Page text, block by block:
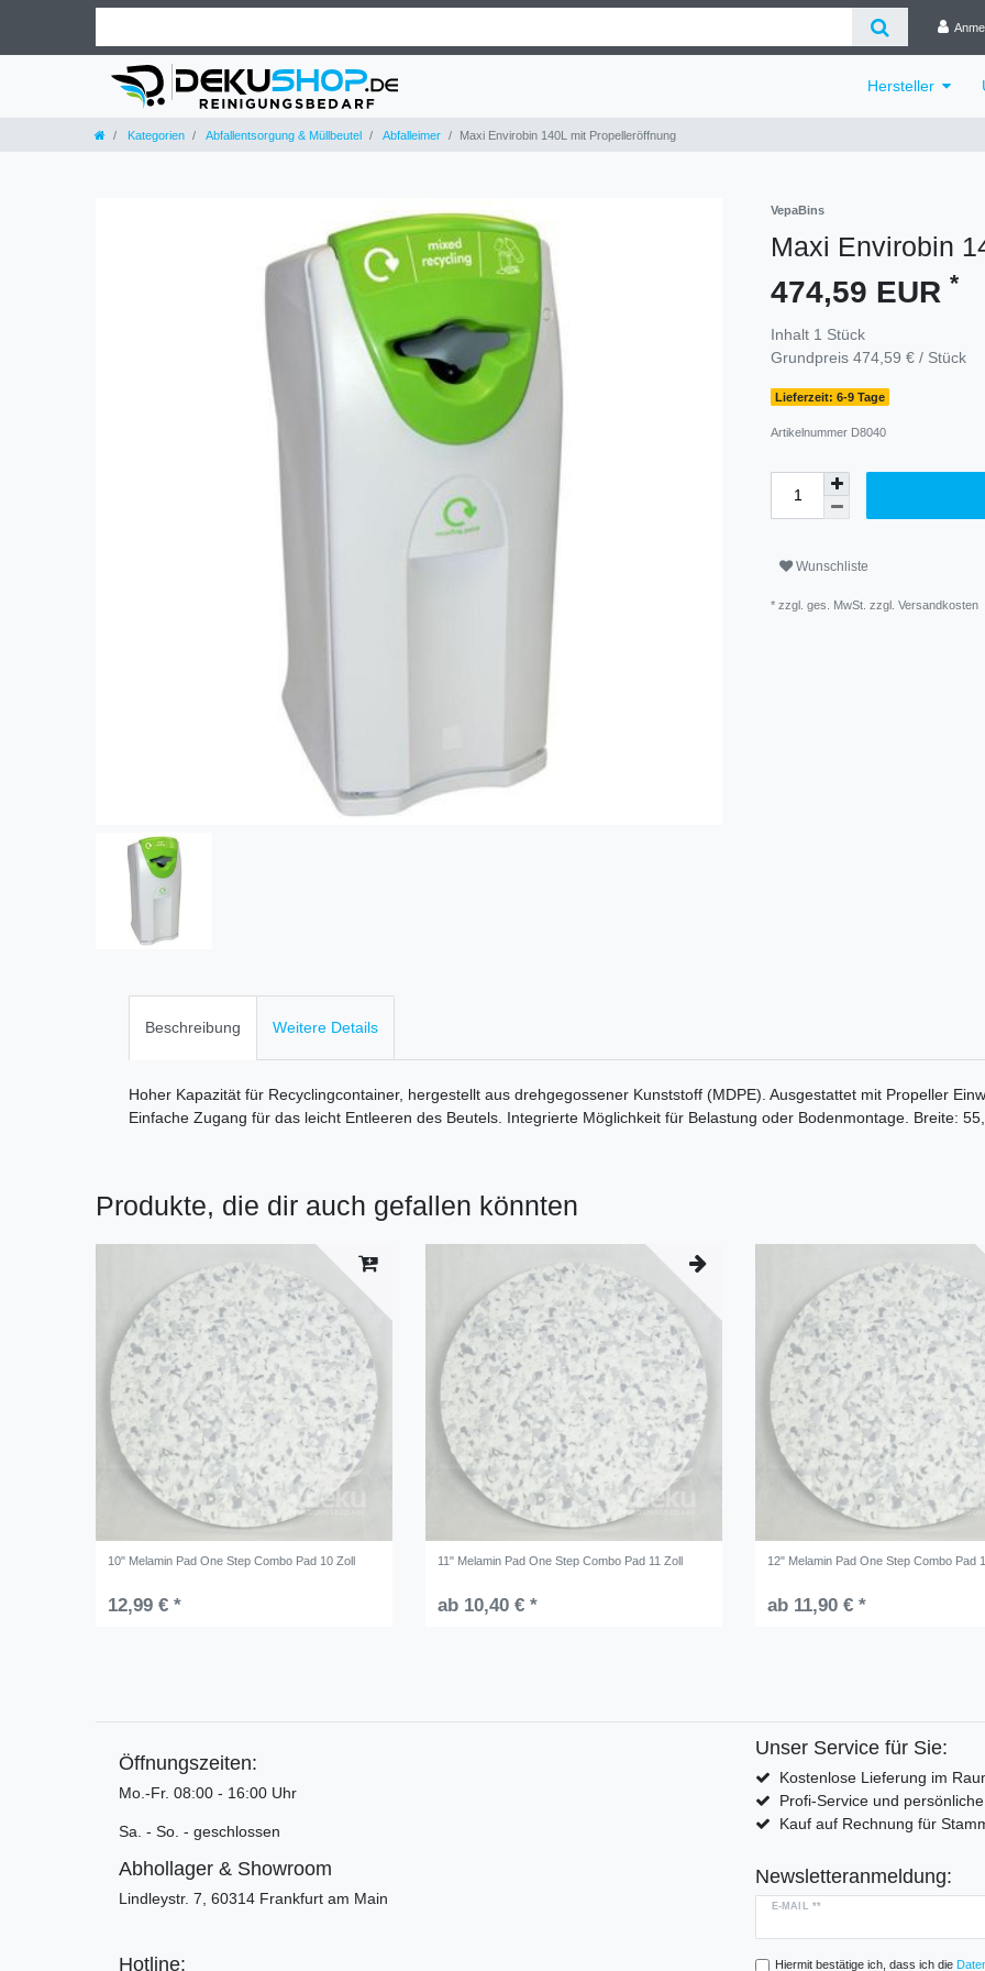
Hersteller
Kategorien Abfallentsorgung & Müllbeutel Abfalleimer Maxi Envirobin 140L mit Propelleröffnung
VepaBins
Maxi Envirobin
474,59 EUR *
Inhalt 1 Stück
Grundpreis 474,59 € / Stück
Lieferzeit: 6-9 Tage
Artikelnummer D8040
Wunschliste
* zzgl. ges. MwSt. zzgl. Versandkosten
Beschreibung Weitere Details
Hoher Kapazität für Recyclingcontainer, hergestellt aus drehgegossener Kunststoff (MDPE). Ausgestattet mit Propeller
Einfache Zugang für das leicht Entleeren des Beutels. Integrierte Möglichkeit für Belastung oder Bodenmontage. Breite:
Produkte, die dir auch gefallen könnten
10" Melamin Pad One Step Combo Pad 10 Zoll
12,99 € *
11" Melamin Pad One Step Combo Pad 11 Zoll
ab 10,40 € *
12" Melamin Pad One Step Combo Pad
ab 11,90 € *
Öffnungszeiten:
Mo.-Fr. 08:00 - 16:00 Uhr
Sa. - So. - geschlossen
Abhollager & Showroom
Lindleystr. 7, 60314 Frankfurt am Main
Hotline:
Unser Service für Sie:
Kostenlose Lieferung im
Profi-Service und
Kauf auf Rechnung für
Newsletteranmeldung:
E-MAIL **
Hiermit bestätige ich, dass ich die